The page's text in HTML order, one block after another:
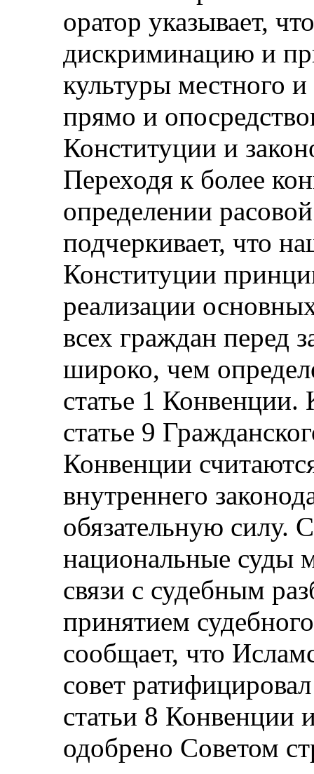
оратор указывает,
дискриминацию и
культуры местного
прямо и
Конституции и
Переходя к более
определении
подчеркивает, что
Конституции
реализации
всех граждан перед
широко, чем
статье 1 Конвенции.
статье 9
Конвенции
внутреннего
обязательную силу.
национальные суды
связи с судебным
принятием
сообщает, что
совет
статьи 8 Конвенции
одобрено Советом